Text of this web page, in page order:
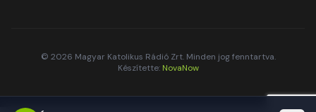
© 2026 Magyar Katolikus Rádió Zrt. Minden jog fenntartva.
Készítette: NovaNow